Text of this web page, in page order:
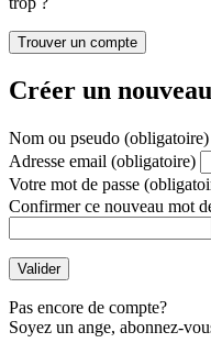
Créer un
Nom ou pseudo (obligatoire)
Adresse email (obligatoire)
Votre mot de passe
Confirmer ce nouveau mot
Pas encore de compte?
Soyez un ange, abonnez-